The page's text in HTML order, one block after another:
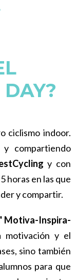
DAY?
ciclismo indoor.
compartiendo
y con
horas en las que
y compartir.
Motiva-Inspira-
motivación y el
sino también
para que